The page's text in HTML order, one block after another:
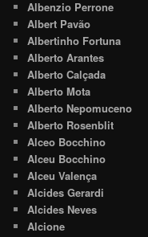
Albenzio Perrone
Albert Pavão
Albertinho Fortuna
Alberto Arantes
Alberto Calçada
Alberto Mota
Alberto Nepomuceno
Alberto Rosenblit
Alceo Bocchino
Alceu Bocchino
Alceu Valença
Alcides Gerardi
Alcides Neves
Alcione